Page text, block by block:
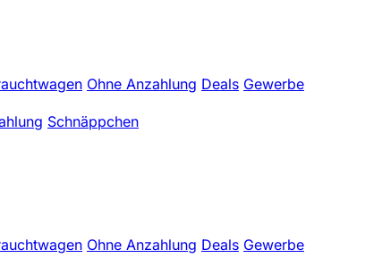
Ohne Anzahlung Deals Gewerbe
Schnäppchen
Ohne Anzahlung Deals Gewerbe